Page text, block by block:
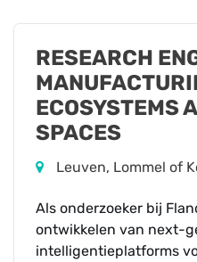
RESEARCH
ECOSYSTEMS
SPACES
Leuven, Lommel of
Als onderzoeker bij
ontwikkelen van next-
intelligentieplatforms